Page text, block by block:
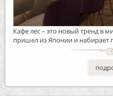
Кафе лес – это новый тренд в
пришел из Японии и набирает